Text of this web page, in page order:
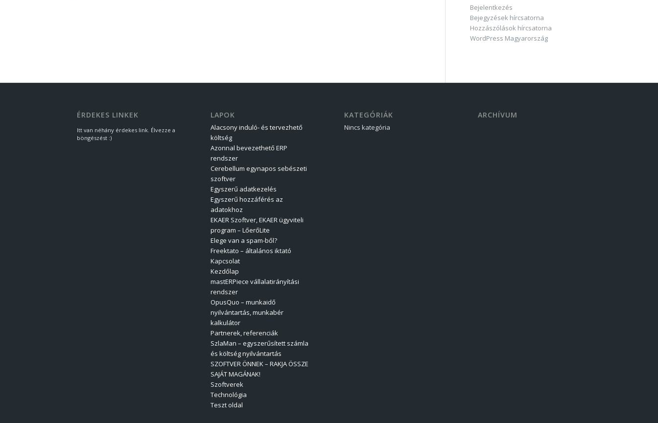
Bejelentkezés
Bejegyzések hírcsatorna
Hozzászólások hírcsatorna
WordPress Magyarország
ÉRDEKES LINKEK
Itt van néhány érdekes link. Élvezze a
böngészést :)
LAPOK
Alacsony induló- és tervezhető
költség
Azonnal bevezethető ERP
rendszer
Cerebellum egynapos sebészeti
szoftver
Egyszerű adatkezelés
Egyszerű hozzáférés az
adatokhoz
EKAER Szoftver, EKAER ügyviteli
program – LőerőLite
Elege van a spam-ből?
Freektato – általános iktató
Kapcsolat
Kezdőlap
mastERPiece vállalatirányítási
rendszer
OpusQuo – munkaidő
nyilvántartás, munkabér
kalkulátor
Partnerek, referenciák
SzlaMan – egyszerűsített számla
és költség nyilvántartás
SZOFTVER ÖNNEK – RAKJA ÖSSZE
SAJÁT MAGÁNAK!
Szoftverek
Technológia
Teszt oldal
KATEGÓRIÁK
Nincs kategória
ARCHÍVUM